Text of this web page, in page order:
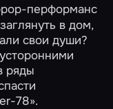
перформанс
в дом,
свои души?
ряды
78».